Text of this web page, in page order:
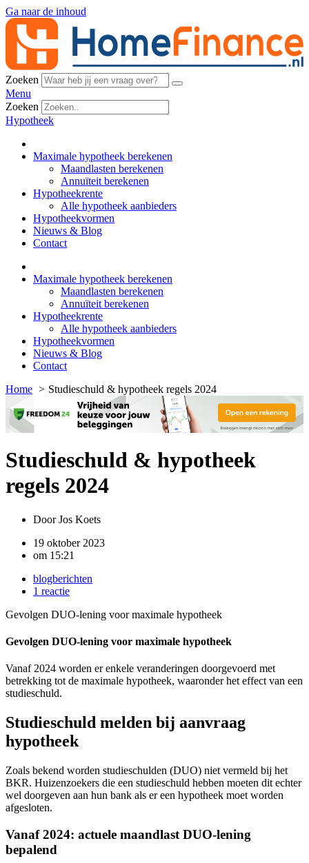
Ga naar de inhoud
Zoeken
Menu
Zoeken
Hypotheek
Maximale hypotheek berekenen
Maandlasten berekenen
Annuïteit berekenen
Hypotheekrente
Alle hypotheek aanbieders
Hypotheekvormen
Nieuws & Blog
Contact
Maximale hypotheek berekenen
Maandlasten berekenen
Annuïteit berekenen
Hypotheekrente
Alle hypotheek aanbieders
Hypotheekvormen
Nieuws & Blog
Contact
Home
Studieschuld & hypotheek regels 2024
Studieschuld & hypotheek
regels 2024
DoorJos Koets
19 oktober 2023
om 15:21
blogberichten
1 reactie
Gevolgen DUO-lening voor maximale hypotheek
Gevolgen DUO-lening voor maximale hypotheek
Vanaf 2024 worden er enkele veranderingen doorgevoerd met
betrekking tot de maximale hypotheek, waaronder het effect van een
studieschuld.
Studieschuld melden bij aanvraag
hypotheek
Zoals bekend worden studieschulden (DUO) niet vermeld bij het
BKR. Huizenzoekers die een studieschuld hebben moeten dit echter
wel doorgeven aan hun bank als er een hypotheek moet worden
afgesloten.
Vanaf 2024: actuele maandlast DUO-lening
bepalend